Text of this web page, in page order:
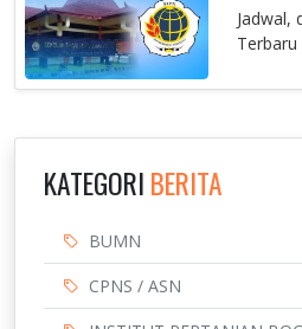
Jadwal,
Terbaru
KATEGORI BERITA
BUMN
CPNS / ASN